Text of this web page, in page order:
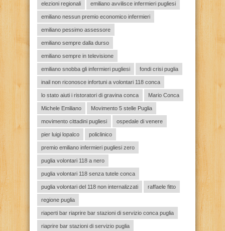
elezioni regionali emiliano avvilisce infermieri pugliesi
emiliano nessun premio economico infermieri
emiliano pessimo assessore
emiliano sempre dalla durso
emiliano sempre in televisione
emiliano snobba gli infermieri pugliesi fondi crisi puglia
inail non riconosce infortuni a volontari 118 conca
lo stato aiuti i ristoratori di gravina conca Mario Conca
Michele Emiliano Movimento 5 stelle Puglia
movimento cittadini pugliesi ospedale di venere
pier luigi lopalco policlinico
premio emiliano infermieri pugliesi zero
puglia volontari 118 a nero
puglia volontari 118 senza tutele conca
puglia volontari del 118 non internalizzati raffaele fitto
regione puglia
riaperti bar riaprire bar stazioni di servizio conca puglia
riaprire bar stazioni di servizio puglia